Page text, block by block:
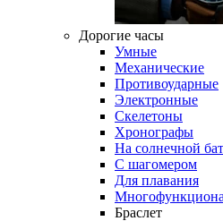
Дорогие часы
Умные
Механические
Противоударные
Электронные
Скелетоны
Хронографы
На солнечной
С шагомером
Для плавания
Браслет